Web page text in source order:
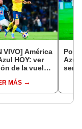
VIVO] América
HOY: ver
de la vuelta
MÁS
Azul